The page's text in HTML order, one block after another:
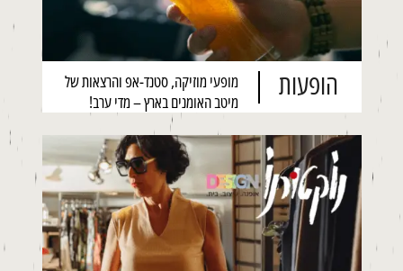
הופעות
מופעי מוזיקה, סטנד-אפ והרצאות של
מיטב האומנים בארץ – מדי ערב!